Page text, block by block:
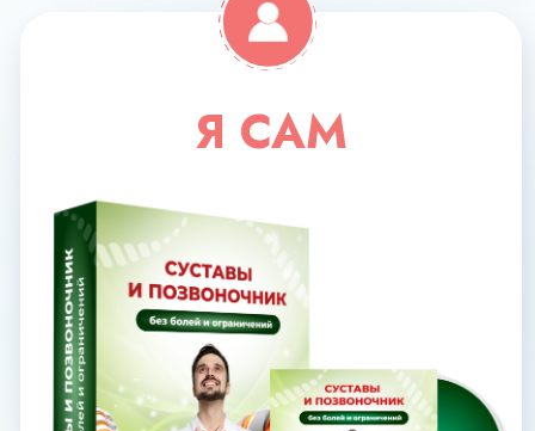
19 700 руб
Оформить заявку
29 700 РУБ
Поддержка куратором
Раздаточные материалы
Доступ к МАСТЕР-ГРУППЕ